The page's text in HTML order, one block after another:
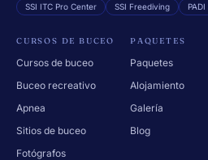
SSI ITC Pro Center SSI Freediving
CURSOS DE BUCEO
Cursos de buceo
Buceo recreativo
Apnea
Sitios de buceo
Fotógrafos
PAQUETES
Paquetes
Alojamiento
Galería
Blog